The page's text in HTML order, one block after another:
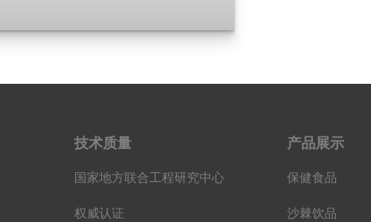
技术质量
国家地方联合工程研究中心
权威认证
产品展示
保健食品
沙棘饮品